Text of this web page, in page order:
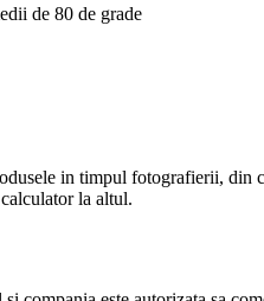
de 80 de grade
in timpul fotografierii,
la altul.